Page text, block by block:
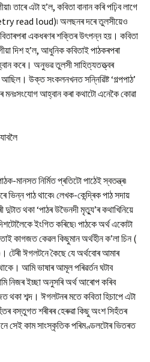
তাৰে এটা হ’ল, কবিতা বানান কৰি পঢ়িব লাগে
read loud)৷ অলছনৰ দৰে তুলসীয়েও
একধৰণৰ শক্তিৰ উৎপন্ন হয়। কবিতা
দিশ হ’ল, আধুনিক কবিতাই পাঠকৰপৰা
কৰে। অনুভৱ তুলসী সাহিত্যতত্ত্বৰ
উক্ত সংকলনখনত সন্নিৱিষ্ট ‘গল্পপাঠ’
মনঃসংযোগ আহ্বান কৰা কথাটো এনেকৈ কোৱা
মানসত নিৰ্মিত প্ৰতিটো পাঠেই স্বতন্ত্ৰ৷
ভিন্ন পাঠ থাকে৷ লেখক-কেন্দ্ৰিক পাঠ সদায়
থকা ‘পাঠৰ উভৈনদী মৃত্যু’ৰ কথাখিনিয়ে
ইংগিত কৰিছে৷ পাঠকে অৰ্থ একোটা
কাগজত কেৱল কিছুমান অৰ্থহীন ক’লা চিন (
ঈগলটনে কৈছে যে অৰ্থবোৰ আমাৰ
আমি ভাষাৰ আমূল পৰিৱৰ্তন ঘটাব
নিজৰ ইচ্ছা অনুসৰি অৰ্থ আৰোপ কৰিব
শব্দ। ঈগলটনৰ মতে কবিতা হিচাপে এটা
বস্তুগত শৰীৰৰ হেৰুৱা কিছু অংশ সিহঁতৰ
সেই কাম সাংস্কৃতিক পৰিমণ্ডলটোৰ ভিতৰত